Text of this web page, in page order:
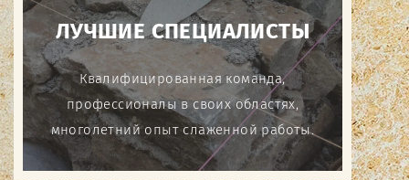
ЛУЧШИЕ СПЕЦИАЛИСТЫ
Квалифицированная команда,
профессионалы в своих областях,
многолетний опыт слаженной работы.